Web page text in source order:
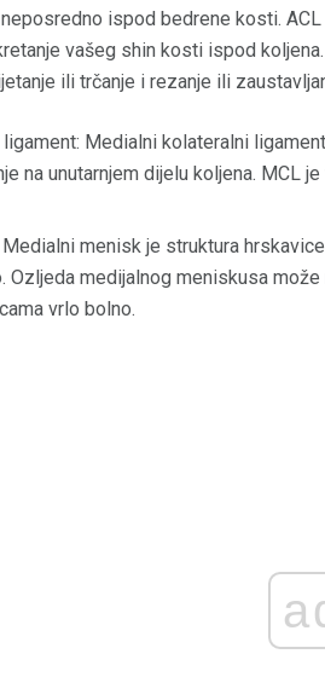
ispod bedrene kosti.
vašeg shin kosti ispod
ili trčanje i rezanje ili
Medialni kolateralni
na unutarnjem dijelu koljena.
menisk je struktura
Ozljeda medijalnog meniskusa
vrlo bolno.